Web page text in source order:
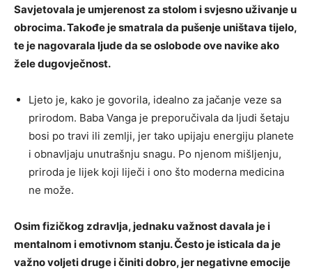
Savjetovala je umjerenost za stolom i svjesno uživanje u
obrocima. Takođe je smatrala da pušenje uništava tijelo,
te je nagovarala ljude da se oslobode ove navike ako
žele dugovječnost.
Ljeto je, kako je govorila, idealno za jačanje veze sa
prirodom. Baba Vanga je preporučivala da ljudi šetaju
bosi po travi ili zemlji, jer tako upijaju energiju planete
i obnavljaju unutrašnju snagu. Po njenom mišljenju,
priroda je lijek koji liječi i ono što moderna medicina
ne može.
Osim fizičkog zdravlja, jednaku važnost davala je i
mentalnom i emotivnom stanju. Često je isticala da je
važno voljeti druge i činiti dobro, jer negativne emocije